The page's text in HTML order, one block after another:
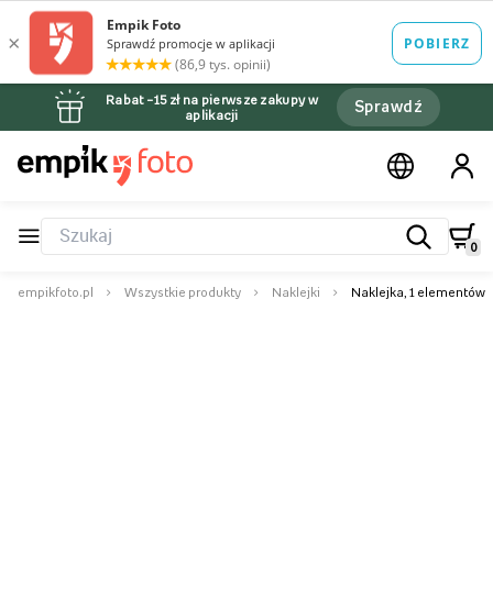
Rabat –15 zł na pierwsze zakupy w
aplikacji
Sprawdź
0
empikfoto.pl Wszystkie produkty Naklejki Naklejka, 1 elementów